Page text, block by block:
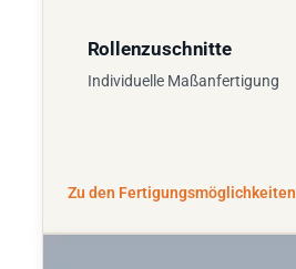
Rollenzuschnitte
Individuelle Maßanfertigung
Zu den Fertigungsmöglichkeiten